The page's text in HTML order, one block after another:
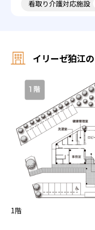
看取り介護対応施設
イリーゼ狛江の
1階